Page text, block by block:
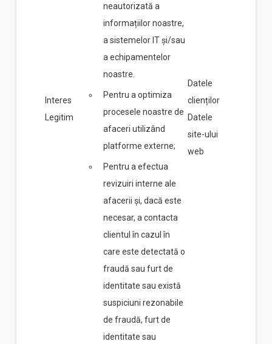
Interes
Legitim
neautorizată a
informațiilor noastre,
a sistemelor IT și/sau
a echipamentelor
noastre.
Pentru a optimiza
procesele noastre de
afaceri utilizând
platforme externe;
Pentru a efectua
revizuiri interne ale
afacerii și, dacă este
necesar, a contacta
clientul în cazul în
care este detectată o
fraudă sau furt de
identitate sau există
suspiciuni rezonabile
de fraudă, furt de
identitate sau
Datele
clienților
Datele
site-ului
web